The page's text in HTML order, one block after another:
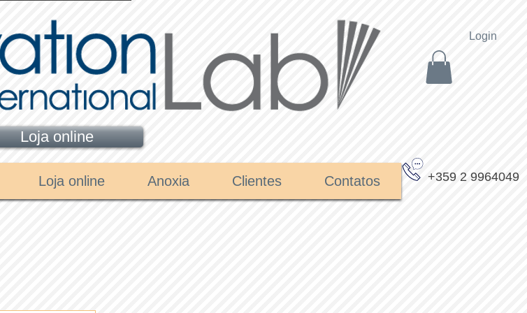
Loja online
Login
Loja online Anoxia Clientes Contatos +359 2 9964049